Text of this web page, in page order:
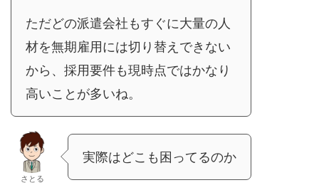
ただどの派遣会社もすぐに大量の人
材を無期雇用には切り替えできない
から、採用要件も現時点ではかなり
高いことが多いね。
さとる
実際はどこも困ってるのか